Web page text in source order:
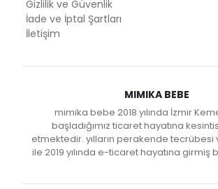
Gizlilik ve Güvenlik
İade ve İptal Şartları
İletişim
MIMIKA BEBE
mimika bebe 2018 yılında İzmir
başladığımız ticaret hayatına
etmektedir. yılların perakende tecrübesi
ile 2019 yılında e-ticaret hayatına girmiş